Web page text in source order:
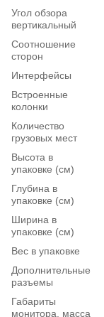
Угол обзора
вертикальный
Соотношение
сторон
Интерфейсы
Встроенные
колонки
Количество
грузовых мест
Высота в
упаковке (см)
Глубина в
упаковке (см)
Ширина в
упаковке (см)
Вес в упаковке
Дополнительные
разъемы
Габариты
монитора, масса